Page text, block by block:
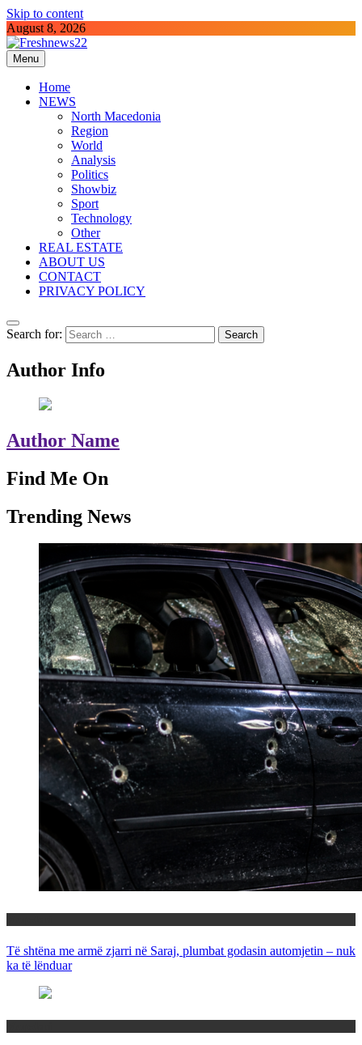
Skip to content
August 8, 2026
Freshnews22
Best News Website in North Macedonia
Menu
Home
NEWS
North Macedonia
Region
World
Analysis
Politics
Showbiz
Sport
Technology
Other
REAL ESTATE
ABOUT US
CONTACT
PRIVACY POLICY
Search for:
Author Info
Author Name
Find Me On
Trending News
Të shtëna me armë zjarri në Saraj, plumbat godasin automjetin – nuk
ka të lënduar